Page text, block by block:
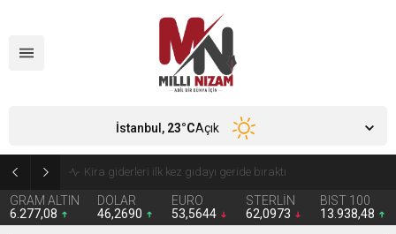
GRAM ALTIN
6.277,08
DOLAR
46,2690
EURO
53,5644
STERLİN
62,0973
BIST 100
13.938,48
İstanbul, 23°CAçık